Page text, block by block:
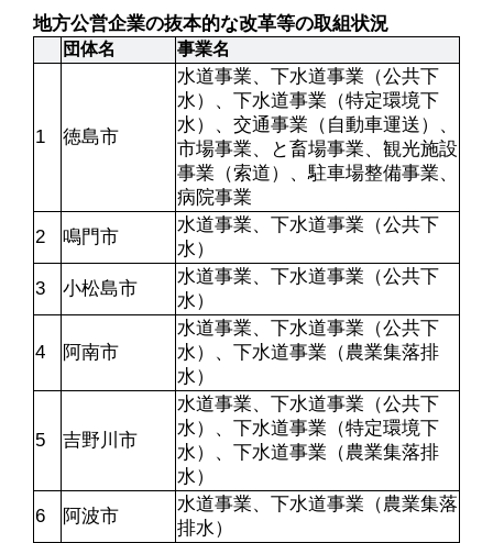
地方公営企業の抜本的な改革等の取組状況
団体名 事業名
1 徳島市
水道事業、下水道事業（公共下
水）、下水道事業（特定環境下
水）、交通事業（自動車運送）、
市場事業、と畜場事業、観光施設
事業（索道）、駐車場整備事業、
病院事業
2
鳴門市
水道事業、下水道事業（公共下
水）
3
小松島市
水道事業、下水道事業（公共下
水）
4 阿南市
水道事業、下水道事業（公共下
水）、下水道事業（農業集落排
水）
5 吉野川市
水道事業、下水道事業（公共下
水）、下水道事業（特定環境下
水）、下水道事業（農業集落排
水）
6
阿波市
水道事業、下水道事業（農業集落
排水）